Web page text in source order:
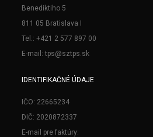
Benediktiho 5
811 05 Bratislava I
Tel.: +421 2 577 897 00
E-mail: tps@sztps.sk
IDENTIFIKAČNÉ ÚDAJE
IČO: 22665234
DIČ: 2020872337
E-mail pre faktúry: